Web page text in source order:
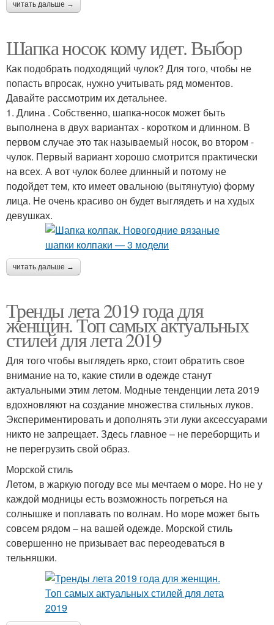
читать дальше →
Шапка носок кому идет. Выбор
Как подобрать подходящий чулок? Для того, чтобы не
попасть впросак, нужно учитывать ряд моментов.
Давайте рассмотрим их детальнее.
1. Длина . Собственно, шапка-носок может быть
выполнена в двух вариантах - коротком и длинном. В
первом случае это так называемый носок, во втором -
чулок. Первый вариант хорошо смотрится практически
на всех. А вот чулок более длинный и потому не
подойдет тем, кто имеет овальною (вытянутую) форму
лица. Не очень красиво он будет выглядеть и на худых
девушках.
читать дальше →
Тренды лета 2019 года для
женщин. Топ самых актуальных
стилей для лета 2019
Для того чтобы выглядеть ярко, стоит обратить свое
внимание на то, какие стили в одежде станут
актуальными этим летом. Модные тенденции лета 2019
вдохновляют на создание множества стильных луков.
Экспериментировать и дополнять эти луки аксессуарами
никто не запрещает. Здесь главное – не переборщить и
не перегрузить свой образ.
Морской стиль
Летом, в жаркую погоду все мы мечтаем о море. Но не у
каждой модницы есть возможность погреться на
солнышке и поплавать по волнам. Но море может быть
совсем рядом – на вашей одежде. Морской стиль
совершенно не призывает вас переодеваться в
тельняшки.